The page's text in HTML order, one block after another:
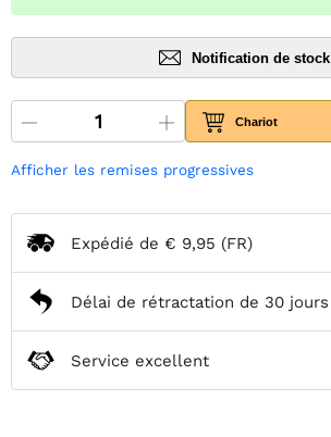
Notification de stock
Chariot
Afficher les remises progressives
Expédié de € 9,95 (FR)
Délai de rétractation de 30 jours
Service excellent